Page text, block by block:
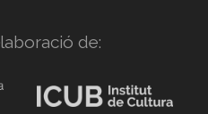
de: